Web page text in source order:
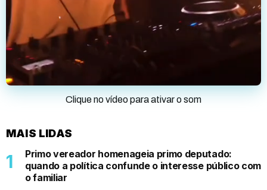
Clique no vídeo para ativar o som
MAIS LIDAS
Primo vereador homenageia primo deputado:
quando a política confunde o interesse público com
o familiar